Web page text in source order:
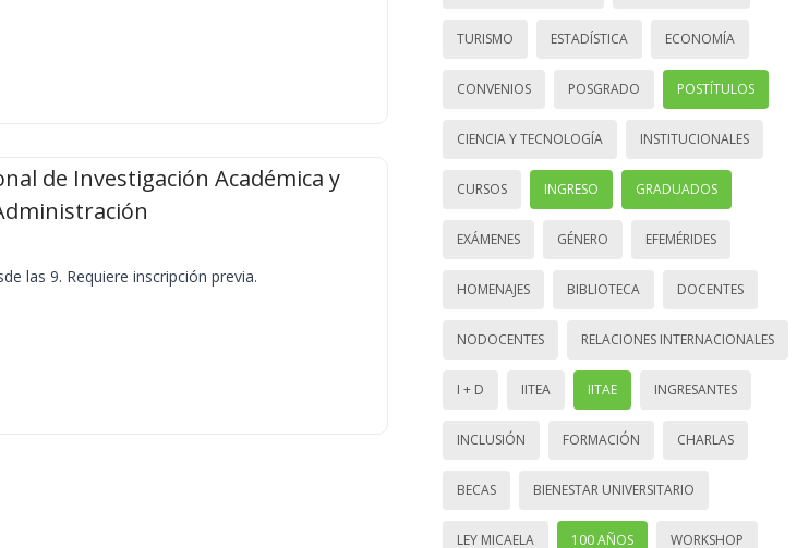
de Investigación Académica y
las 9. Requiere inscripción previa.
TURISMO ESTADÍSTICA ECONOMÍA
CONVENIOS POSGRADO POSTÍTULOS
CIENCIA Y TECNOLOGÍA INSTITUCIONALES
CURSOS INGRESO GRADUADOS
EXÁMENES GÉNERO EFEMÉRIDES
HOMENAJES BIBLIOTECA DOCENTES
NODOCENTES RELACIONES INTERNACIONALES
I + D IITEA IITAE INGRESANTES
INCLUSIÓN FORMACIÓN CHARLAS
BECAS BIENESTAR UNIVERSITARIO
LEY MICAELA 100 AÑOS WORKSHOP